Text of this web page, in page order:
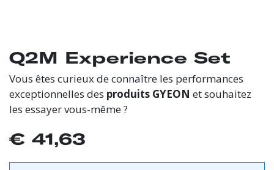
Q2M Experience Set
Vous êtes curieux de connaître les performances
exceptionnelles des produits GYEON et souhaitez
les essayer vous-même ?
€ 41,63